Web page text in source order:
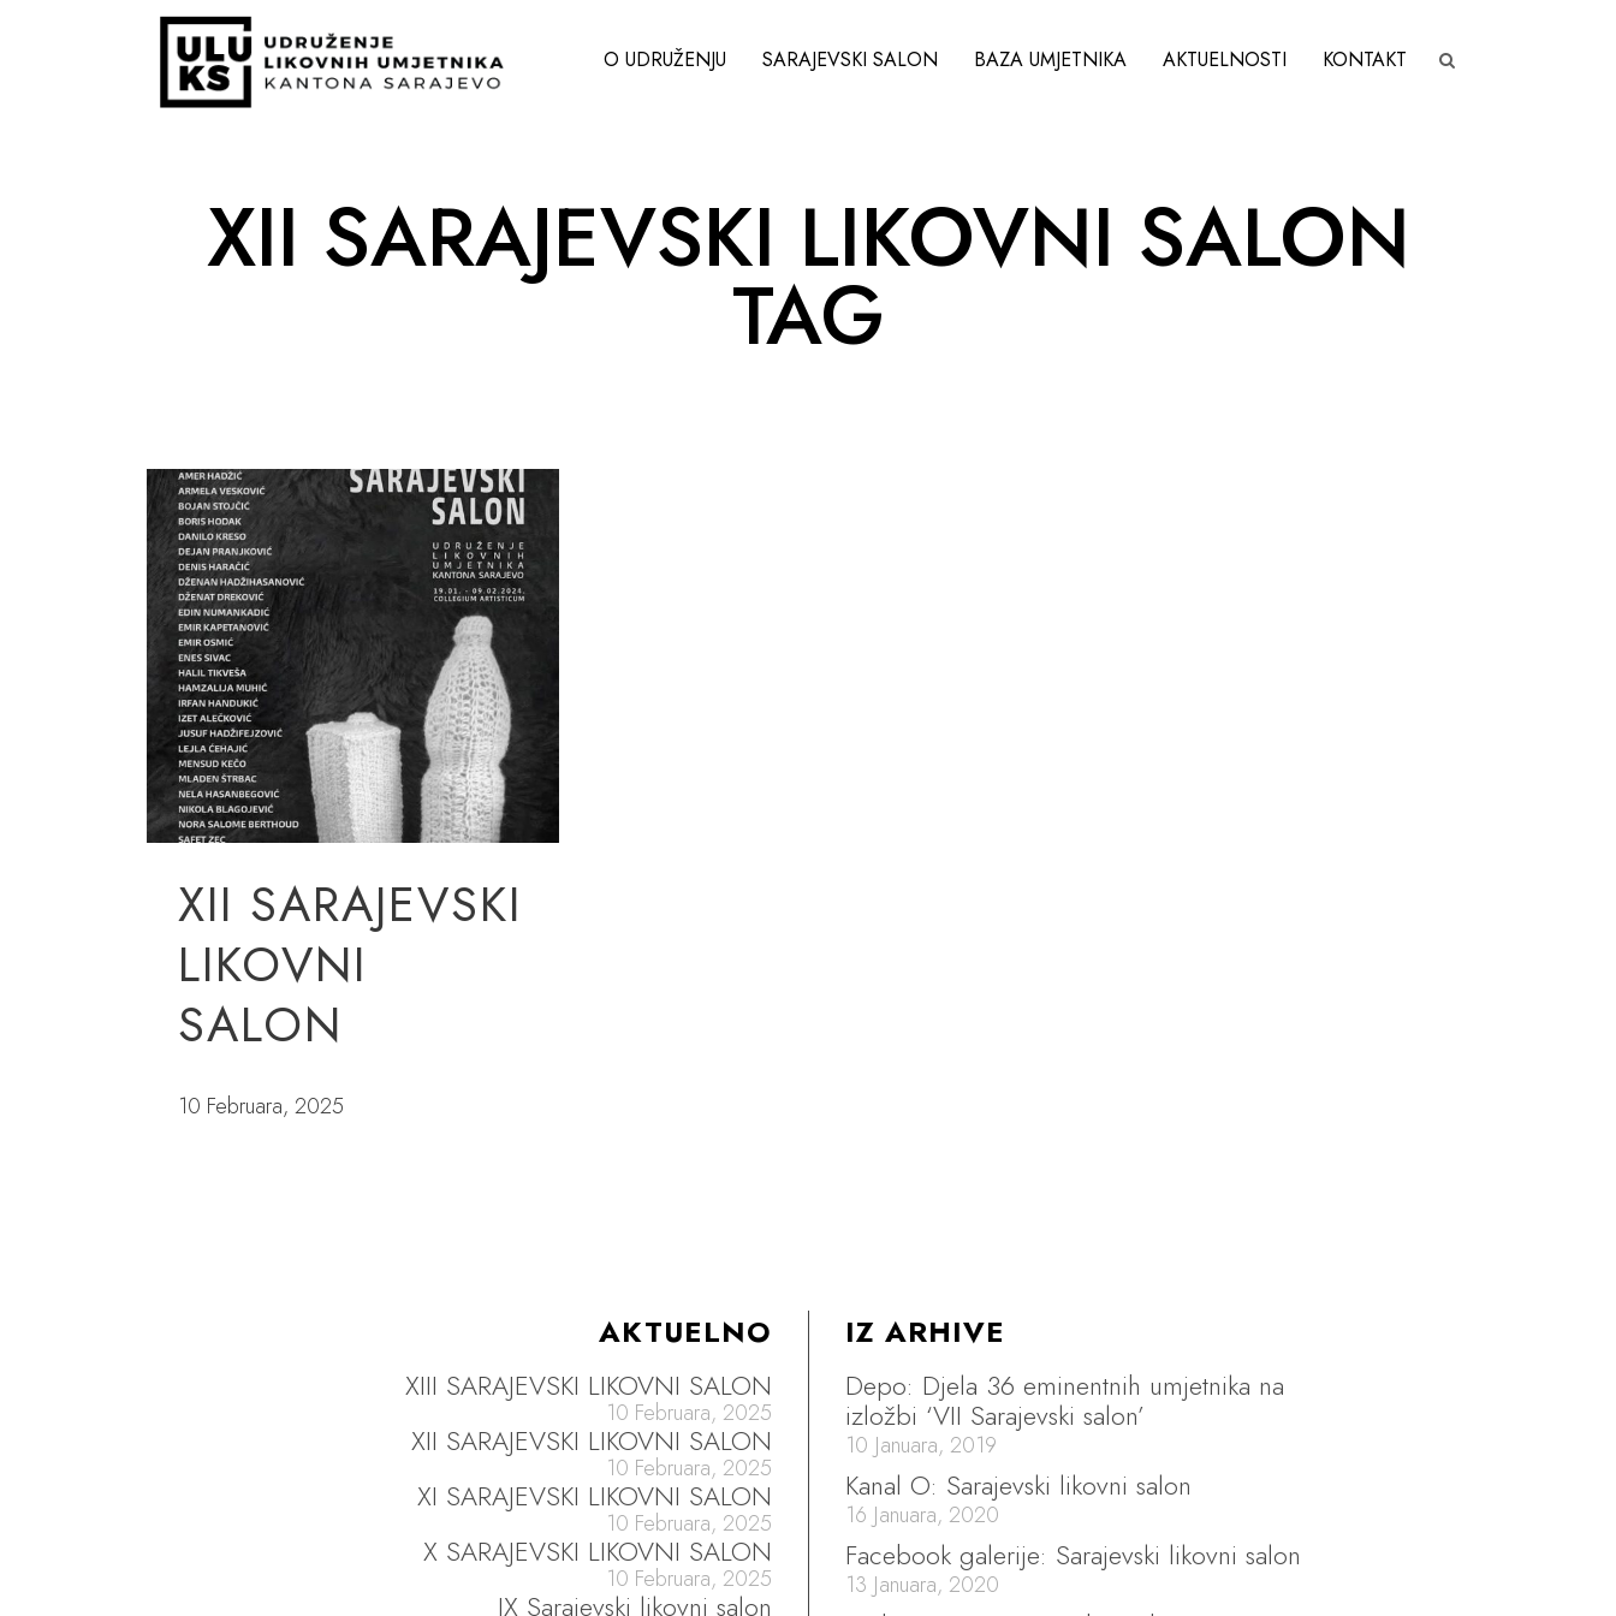
O UDRUŽENJU SARAJEVSKI SALON BAZA UMJETNIKA AKTUELNOSTI KONTAKT
XII SARAJEVSKI LIKOVNI SALON
TAG
XII SARAJEVSKI
LIKOVNI
SALON
10 Februara, 2025
AKTUELNO
XIII SARAJEVSKI LIKOVNI SALON
10 Februara, 2025
XII SARAJEVSKI LIKOVNI SALON
10 Februara, 2025
XI SARAJEVSKI LIKOVNI SALON
10 Februara, 2025
X SARAJEVSKI LIKOVNI SALON
10 Februara, 2025
IX Sarajevski likovni salon
IZ ARHIVE
Depo: Djela 36 eminentnih umjetnika na
izložbi ‘VII Sarajevski salon’
10 Januara, 2019
Kanal O: Sarajevski likovni salon
16 Januara, 2020
Facebook galerije: Sarajevski likovni salon
13 Januara, 2020